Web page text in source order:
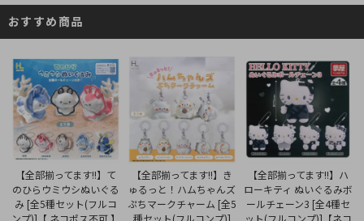
おすすめ商品
【全部揃ってます!!】て
のひらウミウシぬいぐる
み [全5種セット(フルコ
【全部揃ってます!!】き
ゅるっと！ハムちゃんズ
ぷちマークチャーム [全5
種セット(フルコンプ)]
【全部揃ってます!!】ハ
ローキティ ぬいぐるみボ
ールチェーン3 [全4種セ